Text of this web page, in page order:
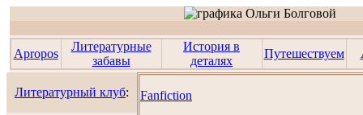
Apropos
Литературные
забавы
История в
деталях
Путешествуем
Литературный клуб:
Fanfiction